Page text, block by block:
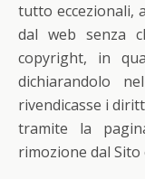
tutto eccezionali,
dal web senza
copyright, in
dichiarandolo
rivendicasse i
tramite la
rimozione dal Sito